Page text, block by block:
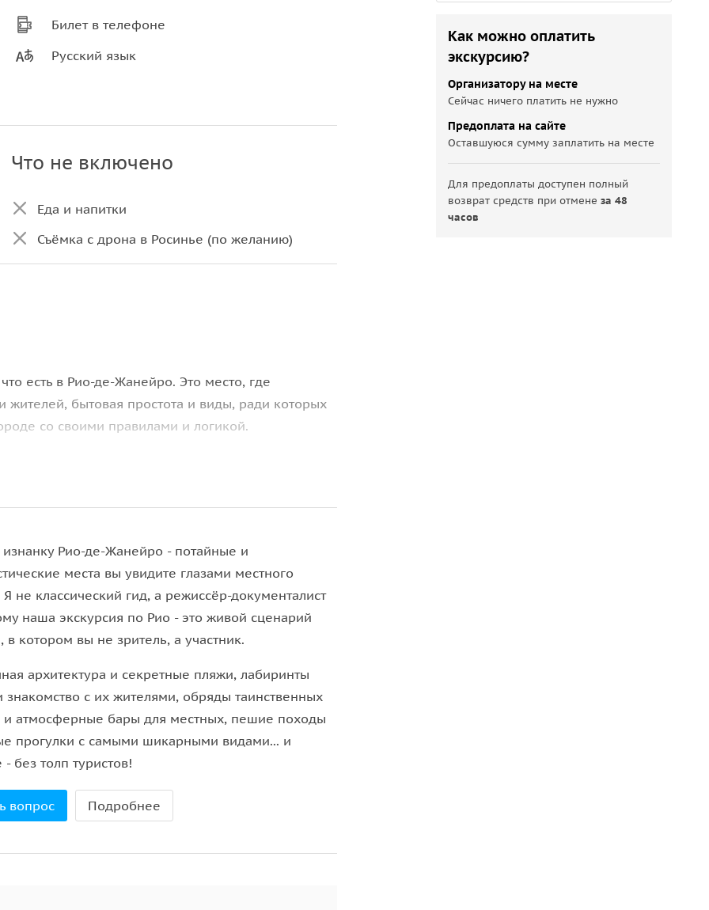
Билет в телефоне
Русский язык
Что не включено
Еда и напитки
Съёмка с дрона в Росинье (по желанию)
что есть в Рио-де-Жанейро. Это место, где
бытовая простота и виды, ради которых
со своими правилами и логикой.
встречи с местными жителями, посещение
и игра в футбол.
фавелы, почему их боятся снаружи и как в них
Рио-де-Жанейро - потайные и
места вы увидите глазами местного
не классический гид, а режиссёр-документалист
наша экскурсия по Рио - это живой сценарий
в котором вы не зритель, а участник.
архитектура и секретные пляжи, лабиринты
знакомство с их жителями, обряды таинственных
и атмосферные бары для местных, пешие походы
прогулки с самыми шикарными видами... и
- без толп туристов!
вопрос Подробнее
Как можно оплатить
экскурсию?
Организатору на месте
Сейчас ничего платить не нужно
Предоплата на сайте
Оставшуюся сумму заплатить на месте
Для предоплаты доступен полный
возврат средств при отменеза 48
часов